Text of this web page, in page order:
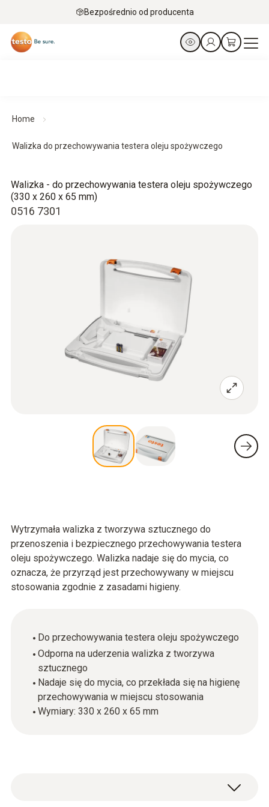
Bezpośrednio od producenta
Home
Walizka do przechowywania testera oleju spożywczego
0516 7301
Walizka - do przechowywania testera oleju spożywczego
(330 x 260 x 65 mm)
Wytrzymała walizka z tworzywa sztucznego do
przenoszenia i bezpiecznego przechowywania testera
oleju spożywczego. Walizka nadaje się do mycia, co
oznacza, że przyrząd jest przechowywany w miejscu
stosowania zgodnie z zasadami higieny.
Do przechowywania testera oleju spożywczego
Odporna na uderzenia walizka z tworzywa
sztucznego
Nadaje się do mycia, co przekłada się na higienę
przechowywania w miejscu stosowania
Wymiary: 330 x 260 x 65 mm